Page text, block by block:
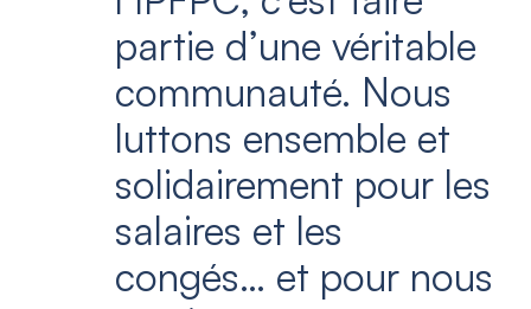
partie d’une véritable
communauté. Nous
luttons ensemble et
solidairement pour les
salaires et les
congés… et pour nous